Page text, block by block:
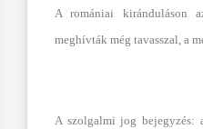
A romániai kiránduláson
meghívták még tavasszal, a
A szolgalmi jog bejegyzés: